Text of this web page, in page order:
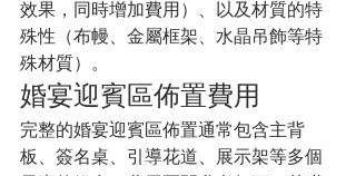
效果，同時增加費用）、以及材質的特
殊性（布幔、金屬框架、水晶吊飾等特
殊材質）。
婚宴迎賓區佈置費用
完整的婚宴迎賓區佈置通常包含主背
板、簽名桌、引導花道、展示架等多個